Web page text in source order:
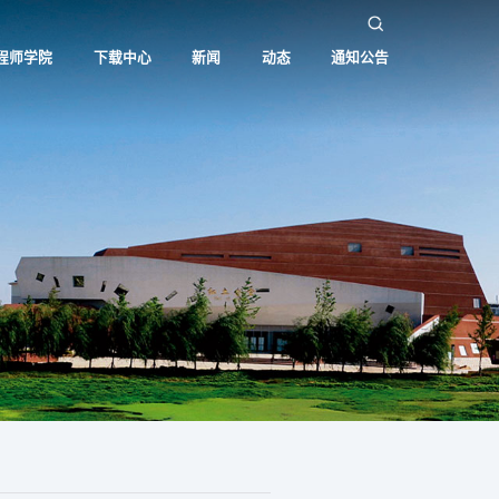
师学院 下载中心 新闻 动态 通知公告